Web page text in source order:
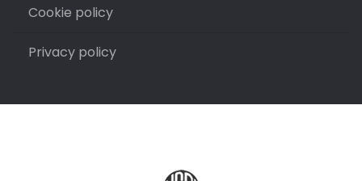
Cookie policy
Privacy policy